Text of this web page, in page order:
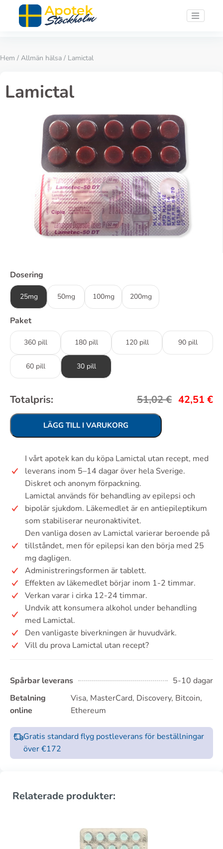
Hem / Allmän hälsa / Lamictal
Lamictal
Dosering
25mg 50mg 100mg 200mg
Paket
360 pill 180 pill 120 pill 90 pill
60 pill 30 pill
Totalpris: 51,02€ 42,51 €
LÄGG TILL I VARUKORG
I vårt apotek kan du köpa Lamictal utan recept, med
leverans inom 5–14 dagar över hela Sverige.
Diskret och anonym förpackning.
Lamictal används för behandling av epilepsi och
bipolär sjukdom. Läkemedlet är en antiepileptikum
som stabiliserar neuronaktivitet.
Den vanliga dosen av Lamictal varierar beroende på
tillståndet, men för epilepsi kan den börja med 25
mg dagligen.
Administreringsformen är tablett.
Effekten av läkemedlet börjar inom 1-2 timmar.
Verkan varar i cirka 12-24 timmar.
Undvik att konsumera alkohol under behandling
med Lamictal.
Den vanligaste biverkningen är huvudvärk.
Vill du prova Lamictal utan recept?
Spårbar leverans
5-10 dagar
Betalning
online
Visa, MasterCard, Discovery, Bitcoin,
Ethereum
Gratis standard flyg postleverans för beställningar
över €172
Relaterade produkter: